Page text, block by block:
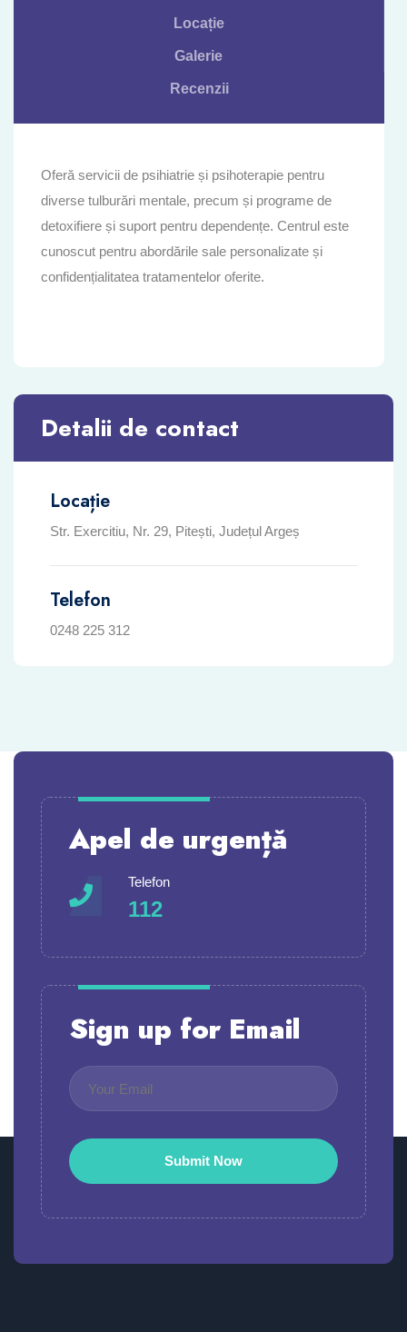
Locație
Galerie
Recenzii
Oferă servicii de psihiatrie și psihoterapie pentru
diverse tulburări mentale, precum și programe de
detoxifiere și suport pentru dependențe. Centrul este
cunoscut pentru abordările sale personalizate și
confidențialitatea tratamentelor oferite.
Detalii de contact
Locație
Str. Exercitiu, Nr. 29, Pitești, Județul Argeș
Telefon
0248 225 312
Apel de urgență
Telefon
112
Sign up for Email